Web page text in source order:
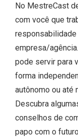
No MestreCast
com você que
empresa/
pode servir para
forma
autônomo ou até
Descubra
conselhos de
papo com o